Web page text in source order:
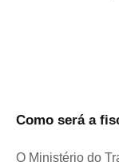
Como será a
O Ministério do